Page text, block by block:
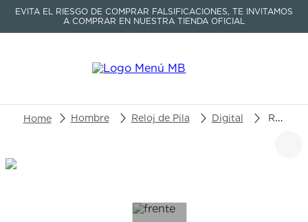
EVITA EL RIESGO DE COMPRAR FALSIFICACIONES, TE INVITAMOS
A COMPRAR EN NUESTRA TIENDA OFICIAL
Buscar un producto o artículo
Hombre Reloj de Pila Digital Reloj Casio G-Shock G-B001MVB-8DR